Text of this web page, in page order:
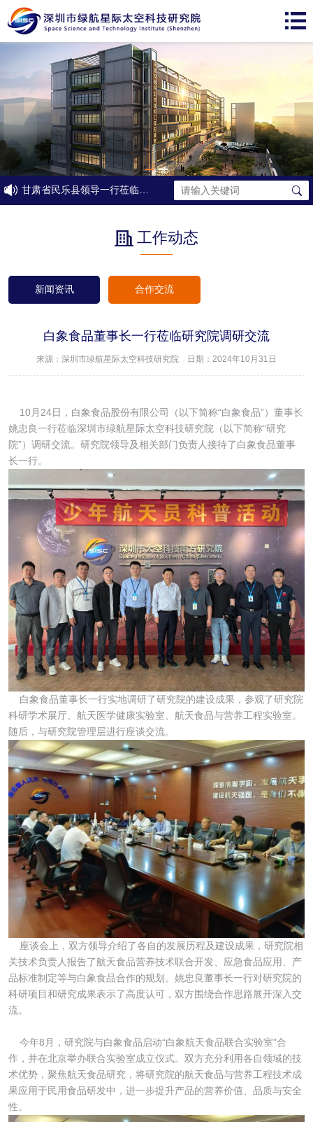
甘肃省民乐县领导一行莅临太空院考察交流
工作动态
新闻资讯 合作交流
白象食品董事长一行莅临研究院调研交流
来源：深圳市绿航星际太空科技研究院 日期：2024年10月31日
10月24日，白象食品股份有限公司（以下简称“白象食品”）董事长
姚忠良一行莅临深圳市绿航星际太空科技研究院（以下简称“研究
院”）调研交流。研究院领导及相关部门负责人接待了白象食品董事
长一行。
白象食品董事长一行实地调研了研究院的建设成果，参观了研究院
科研学术展厅、航天医学健康实验室、航天食品与营养工程实验室。
随后，与研究院管理层进行座谈交流。
座谈会上，双方领导介绍了各自的发展历程及建设成果，研究院相
关技术负责人报告了航天食品营养技术联合开发、应急食品应用、产
品标准制定等与白象食品合作的规划。姚忠良董事长一行对研究院的
科研项目和研究成果表示了高度认可，双方围绕合作思路展开深入交
流。
今年8月，研究院与白象食品启动“白象航天食品联合实验室”合
作，并在北京举办联合实验室成立仪式。双方充分利用各自领域的技
术优势，聚焦航天食品研究，将研究院的航天食品与营养工程技术成
果应用于民用食品研发中，进一步提升产品的营养价值、品质与安全
性。